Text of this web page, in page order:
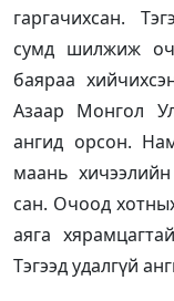
гаргачихсан.
сумд шилжиж
баяраа
Азаар Монгол
ангид орсон.
маань хичээлийн
сан. Очоод
аяга
Тэгээд удалгүй